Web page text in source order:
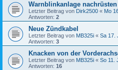
Warnblinkanlage nachrüsten
Letzter Beitrag von Dirk2500 « Mo
Antworten: 2
Neue Zündkabel
Letzter Beitrag von MB325i « Sa 17.
Antworten: 3
Knacken von der
Letzter Beitrag von MB325i « So 11.
Antworten: 16